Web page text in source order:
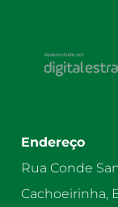
Endereço
Rua Conde
Cachoeirinha,